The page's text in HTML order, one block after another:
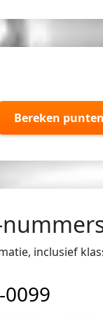
Bereken punten
inclusief
0099